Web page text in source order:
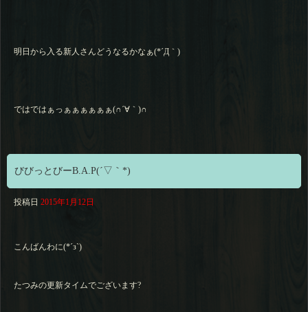
明日から入る新人さんどうなるかなぁ(*´Д｀)
ではではぁっぁぁぁぁぁぁ(∩´∀｀)∩
びびっとびーB.A.P(´▽｀*)
投稿日 2015年1月12日
こんばんわに(*´з`)
たつみの更新タイムでございます?